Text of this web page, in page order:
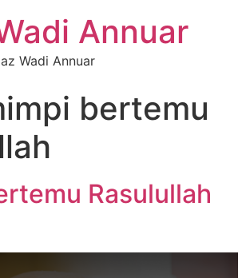
Annuar
Wadi Annuar
bertemu
Rasulullah